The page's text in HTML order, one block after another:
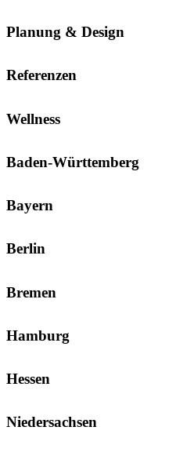
Planung & Design
Referenzen
Wellness
Baden-Württemberg
Bayern
Berlin
Bremen
Hamburg
Hessen
Niedersachsen